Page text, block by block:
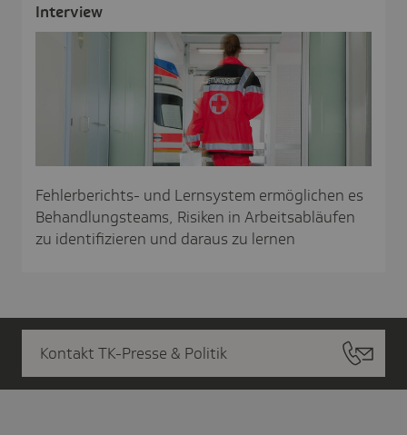
Inter­view
Fehlerberichts- und Lernsystem ermöglichen es
Behandlungsteams, Risiken in Arbeitsabläufen
zu identifizieren und daraus zu lernen
Kontakt TK-Presse & Politik